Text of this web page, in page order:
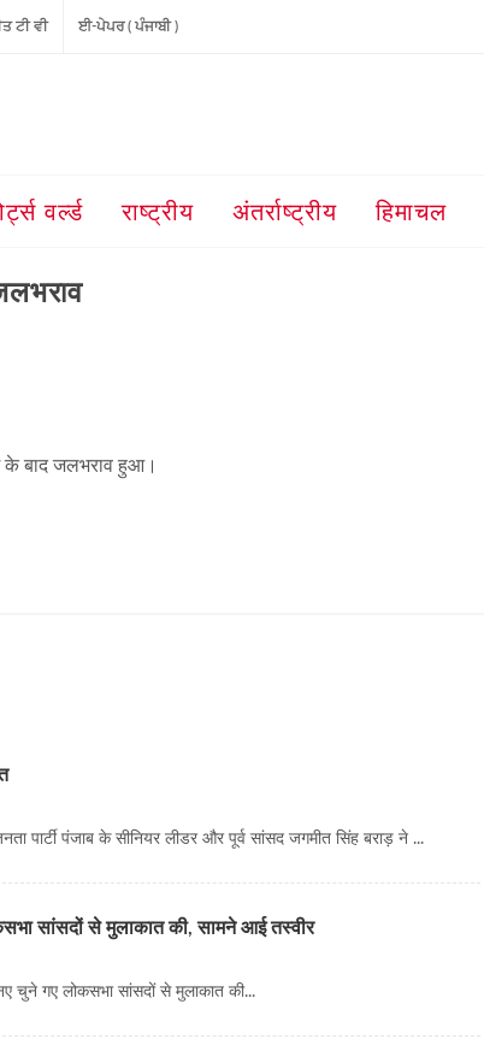
ਟੀ ਵੀ ਈ-ਪੇਪਰ ( ਪੰਜਾਬੀ )
वर्ल्ड राष्ट्रीय अंतर्राष्ट्रीय हिमाचल
के बाद जलभराव हुआ।
पार्टी पंजाब के सीनियर लीडर और पूर्व सांसद जगमीत सिंह बराड़ ने ...
सांसदों से मुलाकात की, सामने आई तस्वीर
चुने गए लोकसभा सांसदों से मुलाकात की...